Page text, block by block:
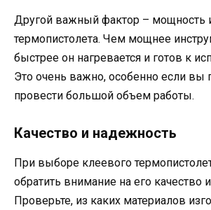
Другой важный фактор – мощность
термопистолета. Чем мощнее
быстрее он нагревается и готов к
Это очень важно, особенно если вы
провести большой объем работы.
Качество и надежность
При выборе клеевого
обратить внимание на его качество
Проверьте, из каких материалов